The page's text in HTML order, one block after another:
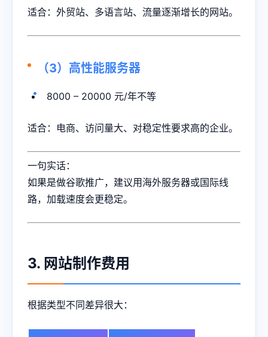
适合：外贸站、多语言站、流量逐渐增长的网站。
（3）高性能服务器
8000 – 20000 元/年不等
适合：电商、访问量大、对稳定性要求高的企业。
一句实话：
如果是做谷歌推广，建议用海外服务器或国际线
路，加载速度会更稳定。
3. 网站制作费用
根据类型不同差异很大：